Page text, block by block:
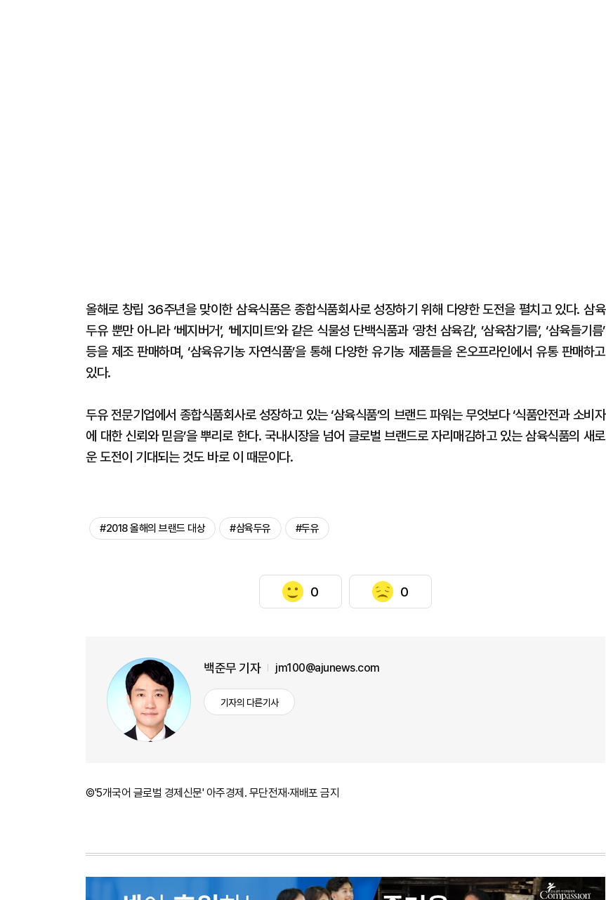
올해로 창립 36주년을 맞이한 삼육식품은 종합식품회사로 성장하기 위해 다양한 도전을 펼치고 있다. 삼육
두유 뿐만 아니라 ‘베지버거’, ‘베지미트’와 같은 식물성 단백식품과 ‘광천 삼육김’, ’삼육참기름’, ‘삼육들기름’
등을 제조 판매하며, ‘삼육유기농 자연식품’을 통해 다양한 유기농 제품들을 온오프라인에서 유통 판매하고
있다.
두유 전문기업에서 종합식품회사로 성장하고 있는 ‘삼육식품’의 브랜드 파워는 무엇보다 ‘식품안전과 소비자
에 대한 신뢰와 믿음’을 뿌리로 한다. 국내시장을 넘어 글로벌 브랜드로 자리매김하고 있는 삼육식품의 새로
운 도전이 기대되는 것도 바로 이 때문이다.
#2018 올해의 브랜드 대상 #삼육두유 #두유
0 0
백준무 기자 jm100@ajunews.com
기자의 다른기사
©'5개국어 글로벌 경제신문' 아주경제. 무단전재·재배포 금지